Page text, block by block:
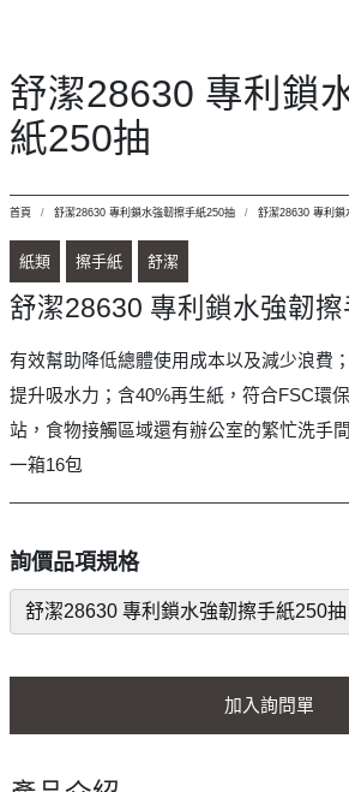
舒潔28630 專利鎖
紙250抽
首頁 舒潔28630 專利鎖水強韌擦手紙250抽 舒潔28630 專利鎖
紙類 擦手紙 舒潔
舒潔28630 專利鎖水強韌
有效幫助降低總體使用成本以及減少浪費
提升吸水力；含40%再生紙，符合FSC環
站，食物接觸區域還有辦公室的繁忙洗手
一箱16包
詢價品項規格
舒潔28630 專利鎖水強韌擦手紙250抽
加入詢問單